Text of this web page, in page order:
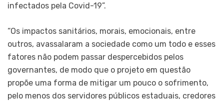
infectados pela Covid-19”.
“Os impactos sanitários, morais, emocionais, entre
outros, avassalaram a sociedade como um todo e esses
fatores não podem passar despercebidos pelos
governantes, de modo que o projeto em questão
propõe uma forma de mitigar um pouco o sofrimento,
pelo menos dos servidores públicos estaduais, credores